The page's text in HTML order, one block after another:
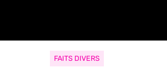
FAITS DIVERS